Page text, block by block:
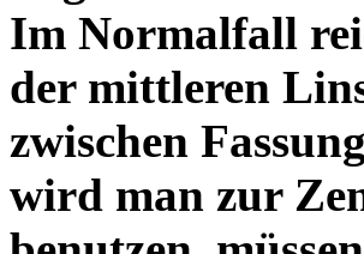
Im Normalfall
der mittleren
zwischen
wird man zur